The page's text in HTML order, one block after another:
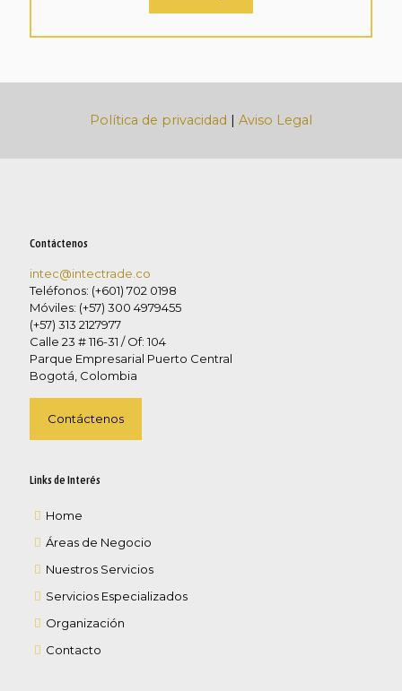
Política de privacidad | Aviso Legal
Contáctenos
intec@intectrade.co
Teléfonos: (+601) 702 0198
Móviles: (+57) 300 4979455
(+57) 313 2127977
Calle 23 # 116-31 / Of: 104
Parque Empresarial Puerto Central
Bogotá, Colombia
Contáctenos
Links de Interés
Home
Áreas de Negocio
Nuestros Servicios
Servicios Especializados
Organización
Contacto